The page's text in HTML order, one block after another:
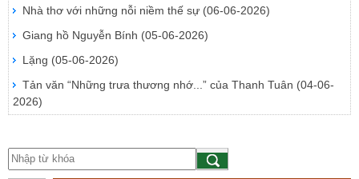
Nhà thơ với những nỗi niềm thế sự (06-06-2026)
Giang hồ Nguyễn Bính (05-06-2026)
Lặng (05-06-2026)
Tản văn “Những trưa thương nhớ...” của Thanh Tuân (04-06-
2026)